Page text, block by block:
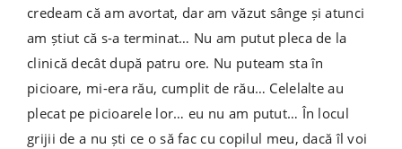
credeam că am avortat, dar am văzut sânge și atunci
am știut că s-a terminat… Nu am putut pleca de la
clinică decât după patru ore. Nu puteam sta în
picioare, mi-era rău, cumplit de rău… Celelalte au
plecat pe picioarele lor… eu nu am putut… În locul
grijii de a nu ști ce o să fac cu copilul meu, dacă îl voi